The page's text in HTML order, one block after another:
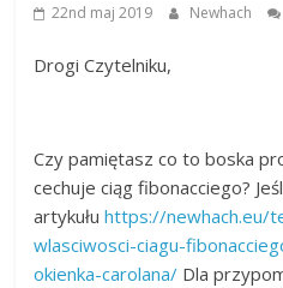
Carolana.
22nd maj 2019 Newhach
Drogi Czytelniku,
Czy pamiętasz co to boska
cechuje ciąg fibonacciego?
artykułuhttps://newhach.eu/
wlasciwosci-ciagu-
okienka-carolana/ Dla